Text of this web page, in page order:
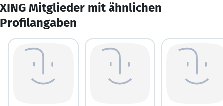
XING Mitglieder mit ähnlichen
Profilangaben